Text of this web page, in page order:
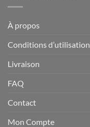
À propos
Conditions d’utilisation
Livraison
FAQ
Contact
Mon Compte